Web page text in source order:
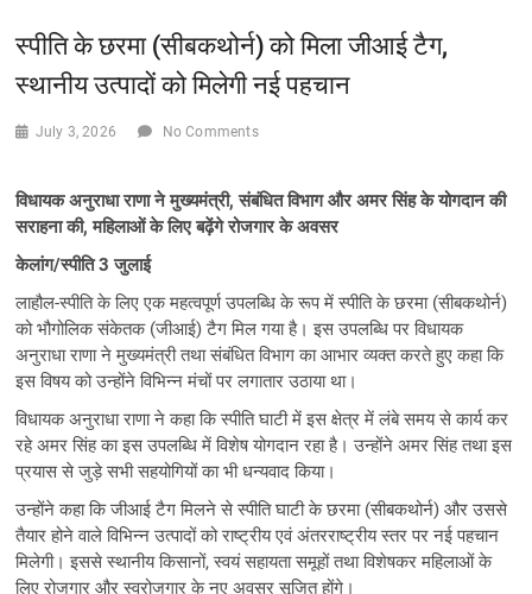
स्पीति के छरमा (सीबकथोर्न) को मिला जीआई टैग,
स्थानीय उत्पादों को मिलेगी नई पहचान
July 3, 2026 No Comments
विधायक अनुराधा राणा ने मुख्यमंत्री, संबंधित विभाग और अमर सिंह के योगदान की
सराहना की, महिलाओं के लिए बढ़ेंगे रोजगार के अवसर
केलांग/स्पीति 3 जुलाई
लाहौल-स्पीति के लिए एक महत्वपूर्ण उपलब्धि के रूप में स्पीति के छरमा (सीबकथोर्न)
को भौगोलिक संकेतक (जीआई) टैग मिल गया है। इस उपलब्धि पर विधायक
अनुराधा राणा ने मुख्यमंत्री तथा संबंधित विभाग का आभार व्यक्त करते हुए कहा कि
इस विषय को उन्होंने विभिन्न मंचों पर लगातार उठाया था।
विधायक अनुराधा राणा ने कहा कि स्पीति घाटी में इस क्षेत्र में लंबे समय से कार्य कर
रहे अमर सिंह का इस उपलब्धि में विशेष योगदान रहा है। उन्होंने अमर सिंह तथा इस
प्रयास से जुड़े सभी सहयोगियों का भी धन्यवाद किया।
उन्होंने कहा कि जीआई टैग मिलने से स्पीति घाटी के छरमा (सीबकथोर्न) और उससे
तैयार होने वाले विभिन्न उत्पादों को राष्ट्रीय एवं अंतरराष्ट्रीय स्तर पर नई पहचान
मिलेगी। इससे स्थानीय किसानों, स्वयं सहायता समूहों तथा विशेषकर महिलाओं के
लिए रोजगार और स्वरोजगार के नए अवसर सृजित होंगे।